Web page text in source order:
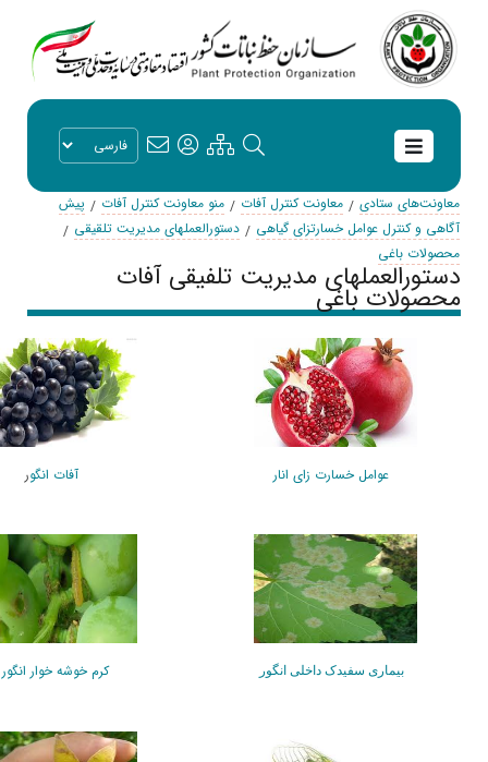
معاونت‌های ستادی معاونت کنترل آفات منو معاونت کنترل آفات
پیش
آگاهی و کنترل عوامل خسارتزای گیاهی
دستورالعملهای مدیریت تلقیقی
محصولات باغی
دستورالعملهای مدیریت تلفیقی آفات
محصولات باغی
عوامل خسارت زای انار آفات انگور
بیماری سفیدک داخلی انگور کرم خوشه خوار انگور